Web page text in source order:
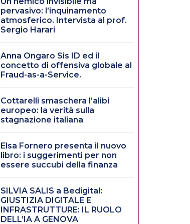
pervasivo: l’inquinamento
atmosferico. Intervista al prof.
Sergio Harari
Anna Ongaro Sis ID ed il
concetto di offensiva globale al
Fraud-as-a-Service.
Cottarelli smaschera l’alibi
europeo: la verità sulla
stagnazione italiana
Elsa Fornero presenta il nuovo
libro: i suggerimenti per non
essere succubi della finanza
SILVIA SALIS a Bedigital:
GIUSTIZIA DIGITALE E
INFRASTRUTTURE: IL RUOLO
DELL’IA A GENOVA